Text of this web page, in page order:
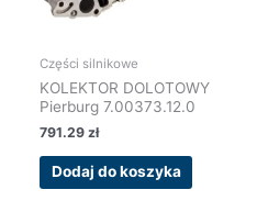
Części silnikowe
KOLEKTOR DOLOTOWY
Pierburg 7.00373.12.0
791.29zł
Dodaj do koszyka